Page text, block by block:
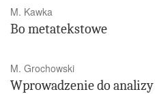
M. Kawka
Bo metatekstowe
M. Grochowski
Wprowadzenie do